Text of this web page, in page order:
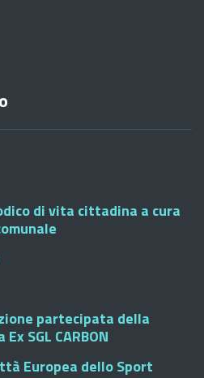
di vita cittadina a cura
partecipata della
SGL CARBON
Europea dello Sport